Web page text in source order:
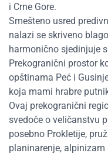
i Crne Gore.
Smešteno usred
nalazi se skriveno
harmonično sjedinjuje
Prekogranični prostor
opštinama Peć i
koja mami hrabre
Ovaj prekogranični
svedoče o veličanstvu
posebno Prokletije,
planinarenje,